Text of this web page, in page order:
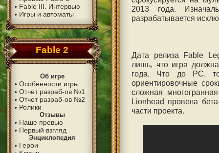
• Fable III. Интервью
• Игры и автоматы
Fable 2
Об игре
• Особенности игры
• Отчет разраб-ов №1
• Отчет разраб-ов №2
• Ролики
Отзывы
• Наше превью
• Первый взгляд
Энциклопедия
• Герои
2013 года.
разрабатывается
Дата релиза Fable
лишь, что игра
года. Что до PC,
ориентировочные
сложная
Lionhead провела
части проекта.